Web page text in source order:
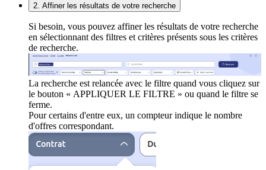
2. Affiner les résultats de votre recherche
Si besoin, vous pouvez affiner les résultats de votre recherche
en sélectionnant des filtres et critères présents sous les critères
de recherche.
La recherche est relancée avec le filtre quand vous cliquez sur
le bouton « APPLIQUER LE FILTRE » ou quand le filtre se
ferme.
Pour certains d'entre eux, un compteur indique le nombre
d'offres correspondant.